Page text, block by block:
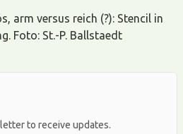
arm versus reich (?): Stencil in
Foto: St.-P. Ballstaedt
to receive updates.